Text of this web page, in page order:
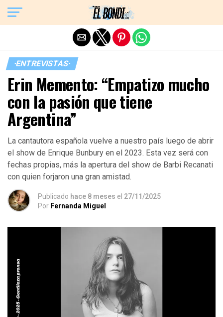
·ENTREVISTAS·
Erin Memento: “Empatizo mucho
con la pasión que tiene
Argentina”
La cantautora española vuelve a nuestro país luego de abrir
el show de Enrique Bunbury en el 2023. Esta vez será con
fechas propias, más la apertura del show de Barbi Recanati
con quien forjaron una gran amistad.
Publicado hace 8 meses el 27/11/2025
Por Fernanda Miguel
Exit mobile version